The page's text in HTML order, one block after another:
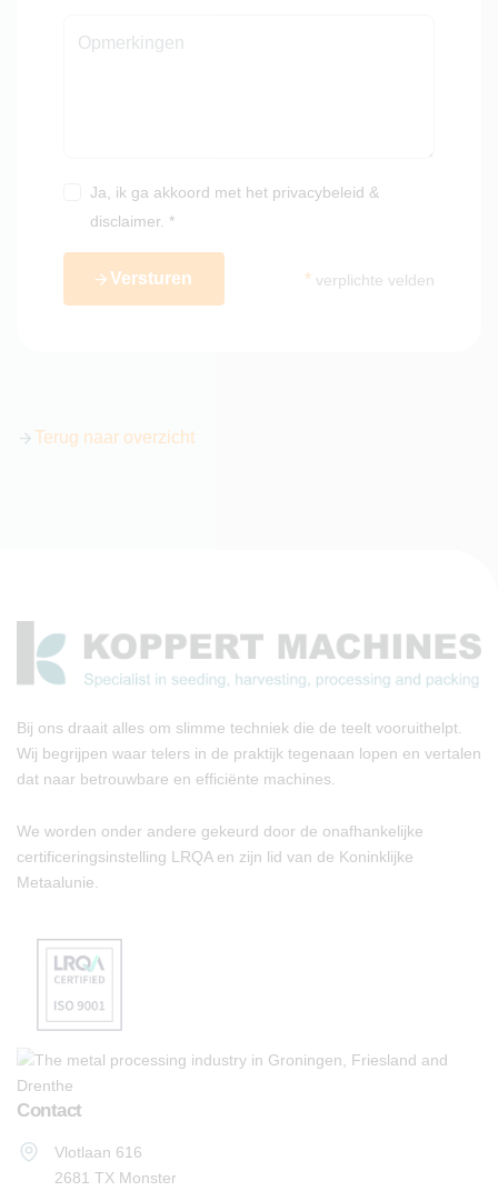
Ja, ik ga akkoord met het privacybeleid &
disclaimer. *
Versturen * verplichte velden
Terug naar overzicht
Bij ons draait alles om slimme techniek die de teelt vooruithelpt.
Wij begrijpen waar telers in de praktijk tegenaan lopen en vertalen
dat naar betrouwbare en efficiënte machines.
We worden onder andere gekeurd door de onafhankelijke
certificeringsinstelling LRQA en zijn lid van de Koninklijke
Metaalunie.
Contact
Vlotlaan 616
2681 TX Monster